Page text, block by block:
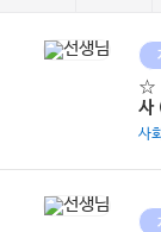
☆
사
사